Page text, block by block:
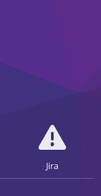
Jira